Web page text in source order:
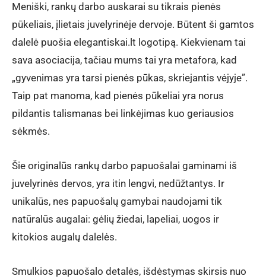
€20.00
through
€30.00
Meniški, rankų darbo auskarai su tikrais pienės
pūkeliais, įlietais juvelyrinėje dervoje. Būtent ši gamtos
dalelė puošia elegantiskai.lt logotipą. Kiekvienam tai
sava asociacija, tačiau mums tai yra metafora, kad
„gyvenimas yra tarsi pienės pūkas, skriejantis vėjyje”.
Taip pat manoma, kad pienės pūkeliai yra norus
pildantis talismanas bei linkėjimas kuo geriausios
sėkmės.
Šie originalūs rankų darbo papuošalai gaminami iš
juvelyrinės dervos, yra itin lengvi, nedūžtantys. Ir
unikalūs, nes papuošalų gamybai naudojami tik
natūralūs augalai: gėlių žiedai, lapeliai, uogos ir
kitokios augalų dalelės.
Smulkios papuošalo detalės, išdėstymas skirsis nuo